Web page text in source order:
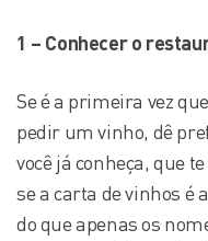
1 – Conhecer o
Se é a primeira vez
pedir um vinho, dê
você já conheça, que
se a carta de vinhos é
do que apenas os